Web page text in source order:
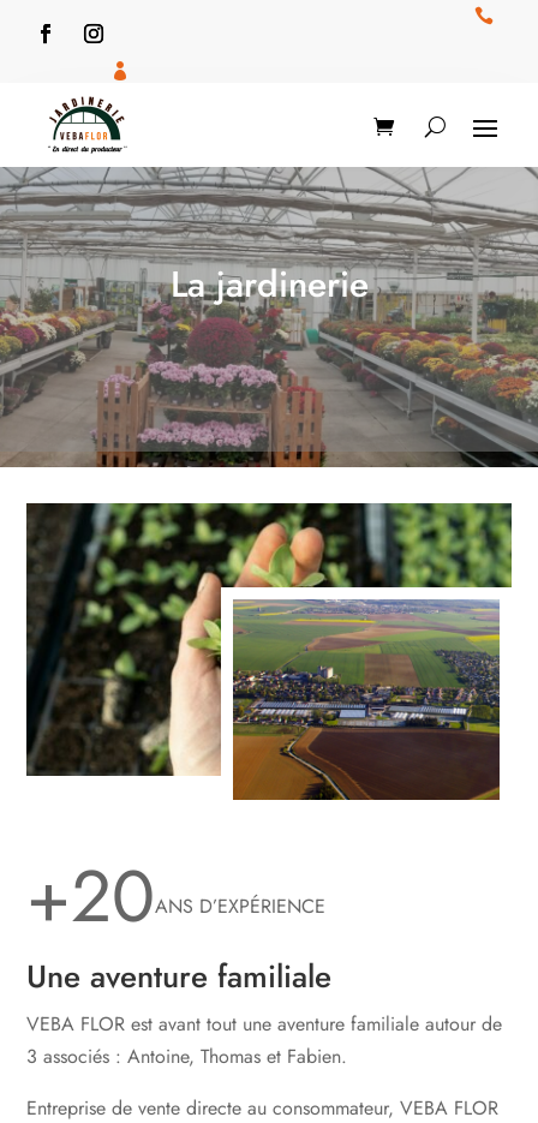


La jardinerie
+20ANS D’EXPÉRIENCE
Une aventure familiale
VEBA FLOR est avant tout une aventure familiale autour de
3 associés : Antoine, Thomas et Fabien.
Entreprise de vente directe au consommateur, VEBA FLOR